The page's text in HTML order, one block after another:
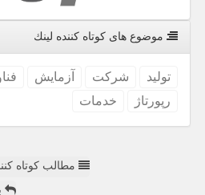
موضوع های كوتاه كننده لینك
تولید شركت آزمایش
رپورتاژ
خدمات
مطالب کوتاه